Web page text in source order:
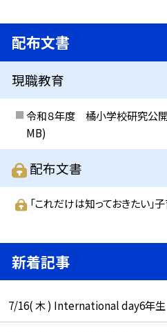
配布文書
現職教育
令和８年度 橘小学校研究公
MB)
配布文書
「これだけは知っておきたい」
新着記事
7/16( 木 ) International day6年生